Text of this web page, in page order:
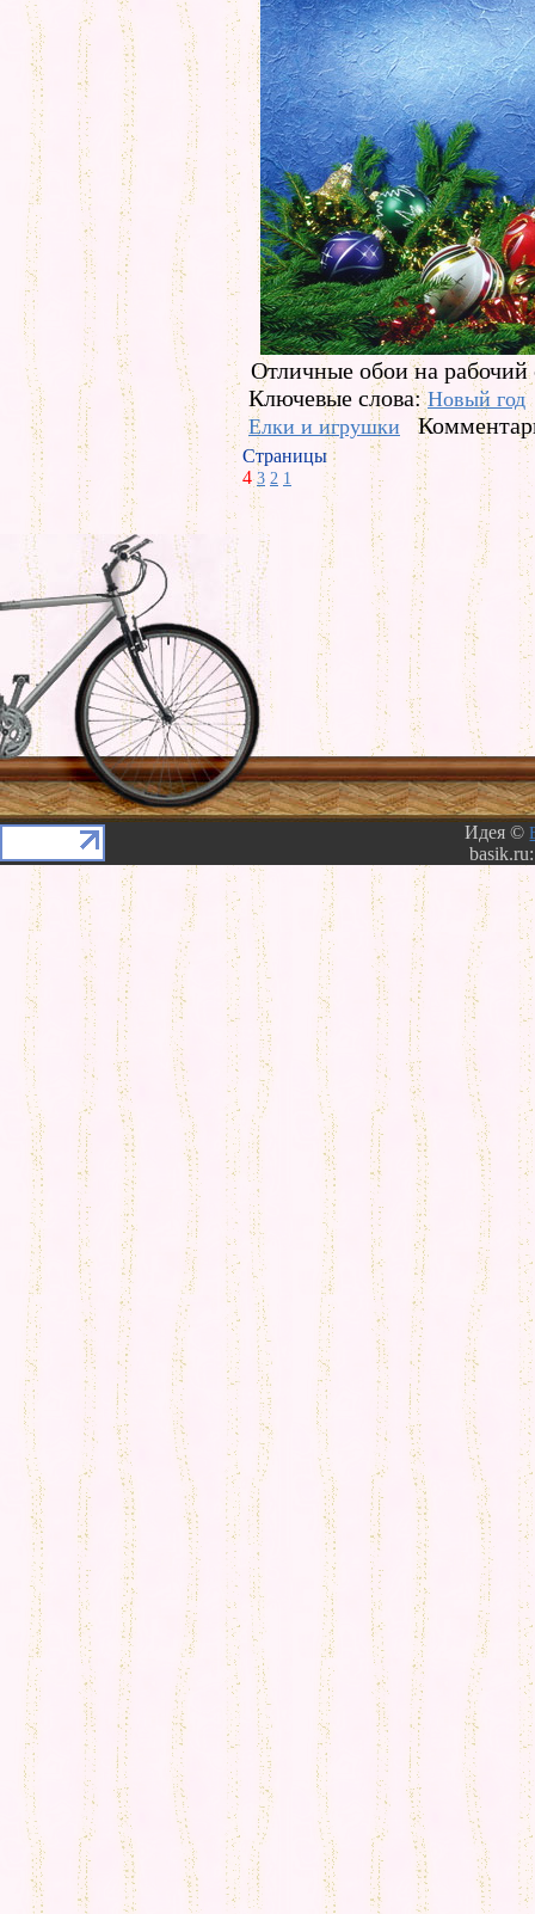
Отличные обои на
Ключевые слова:Новый год
Елки и игрушки
Страницы
4 3 2 1
Идея ©